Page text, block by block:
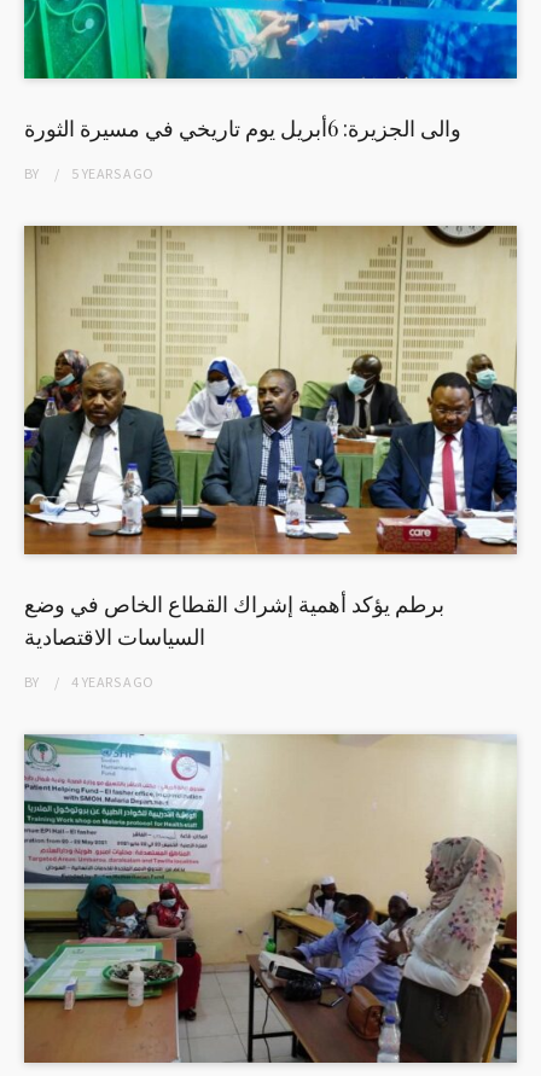
والى الجزيرة: 6أبريل يوم تاريخي في مسيرة الثورة
BY 5 YEARSAGO
برطم يؤكد أهمية إشراك القطاع الخاص في وضع
السياسات الاقتصادية
BY 4 YEARSAGO